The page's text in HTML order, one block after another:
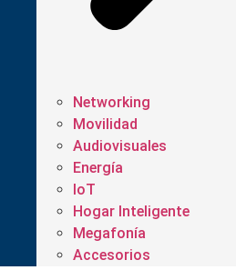
Networking
Movilidad
Audiovisuales
Energía
IoT
Hogar Inteligente
Megafonía
Accesorios